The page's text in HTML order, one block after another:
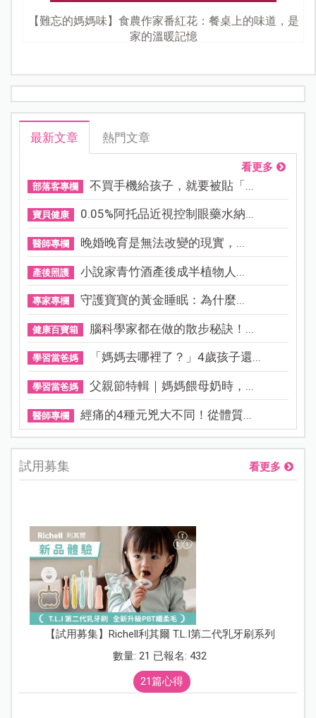
【難忘的媽媽味】食農作家番紅花：餐桌上的味道，是
家的溫暖記憶
最新文章 熱門文章
看更多
部落客專欄 不買手機給孩子，就要被貼「...
寶貝健康 0.05%阿托品近視控制眼藥水納...
醫師專欄 晚婚晚育是無法改變的現實，...
產後照護 小說家青竹酒產後成半植物人...
專家專欄 守護寶寶的黃金睡眠：為什麼...
健康百寶箱 腦科學家都在做的散步秘訣！...
學習當爸媽 「媽媽去哪裡了？」4歲孩子還...
學習當爸媽 父親節特輯｜媽媽餵母奶時，...
醫師專欄 經痛的4種元兇大不同！從體質...
試用募集 看更多
【試用募集】Richell利其爾 T.L.I第二代乳牙刷系列
數量: 21 已報名: 432
21篇心得